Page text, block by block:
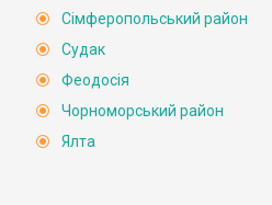
Сімферопольський район
Судак
Феодосія
Чорноморський район
Ялта